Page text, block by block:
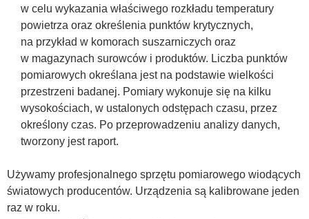
w celu wykazania właściwego rozkładu temperatury
powietrza oraz określenia punktów krytycznych,
na przykład w komorach suszarniczych oraz
w magazynach surowców i produktów. Liczba punktów
pomiarowych określana jest na podstawie wielkości
przestrzeni badanej. Pomiary wykonuje się na kilku
wysokościach, w ustalonych odstępach czasu, przez
określony czas. Po przeprowadzeniu analizy danych,
tworzony jest raport.
Używamy profesjonalnego sprzętu pomiarowego wiodących
światowych producentów. Urządzenia są kalibrowane jeden
raz w roku.